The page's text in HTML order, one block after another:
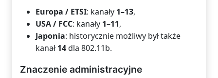
Europa / ETSI: kanały 1–13,
USA / FCC: kanały 1–11,
Japonia: historycznie możliwy był także
kanał 14dla 802.11b.
Znaczenie administracyjne